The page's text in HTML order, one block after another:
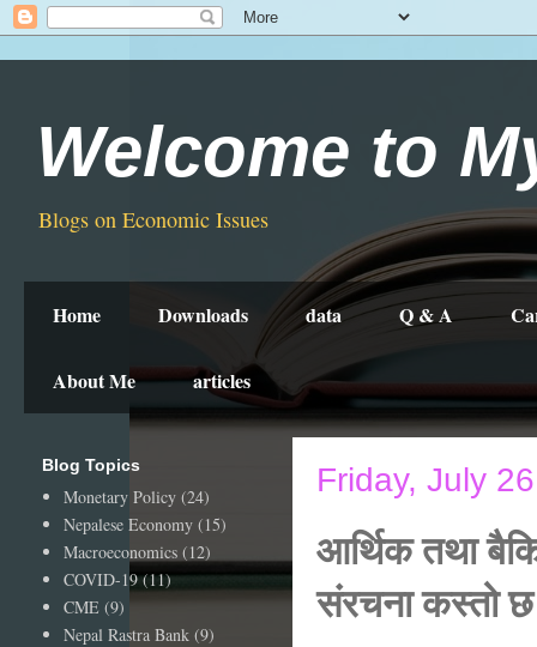
Welcome to
Blogs on Economic Issues
Home Downloads data Q & A
About Me articles
Friday, July
आर्थिक तथा
संरचना कस्तो
Blog Topics
Monetary Policy (24)
Nepalese Economy (15)
Macroeconomics (12)
COVID-19 (11)
CME (9)
Nepal Rastra Bank (9)